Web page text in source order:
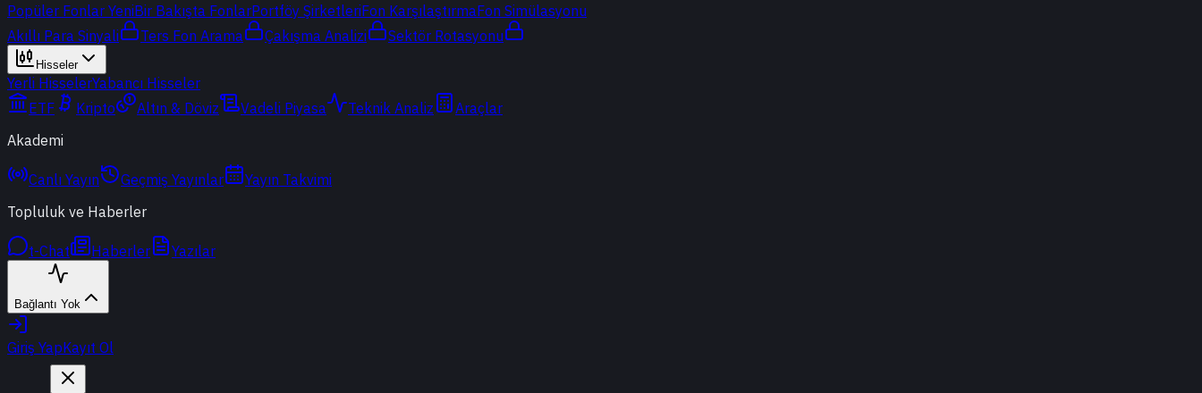
Popüler Fonlar YeniBir Bakışta FonlarPortföy ŞirketleriFon KarşılaştırmaFon Simülasyonu
Akıllı Para Sinyali
Ters Fon Arama Çakışma Analizi Sektör Rotasyonu
Hisseler
Yerli HisselerYabancı Hisseler
ETF
Kripto Altın & Döviz Vadeli Piyasa Teknik Analiz
Araçlar
Akademi
Canlı Yayın Geçmiş Yayınlar
Yayın Takvimi
Topluluk ve Haberler
t-Chat Haberler Yazılar
Bağlantı Yok
Giriş YapKayıt Ol